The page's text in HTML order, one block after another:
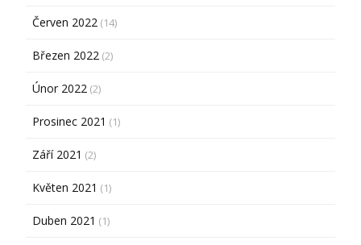
Červen 2022 (14)
Březen 2022 (2)
Únor 2022 (2)
Prosinec 2021 (1)
Září 2021 (2)
Květen 2021 (1)
Duben 2021 (1)